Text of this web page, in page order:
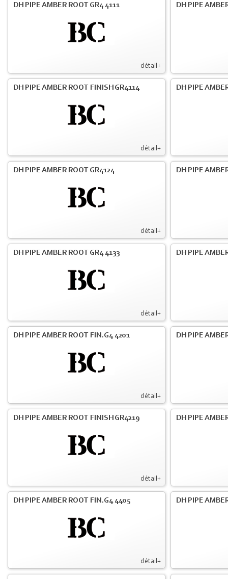
détail+
DH PIPE AMBER ROOT GR4 4111 DH PIPE
détail+
DH PIPE AMBER ROOT FINISH GR4114 DH PIPE
détail+
DH PIPE AMBER ROOT GR4124 DH PIPE
détail+
DH PIPE AMBER ROOT GR4 4133 DH PIPE
détail+
DH PIPE AMBER ROOT FIN.G4 4201 DH PIPE
détail+
DH PIPE AMBER ROOT FINISH GR4219 DH PIPE
détail+
DH PIPE AMBER ROOT FIN.G4 4405 DH PIPE